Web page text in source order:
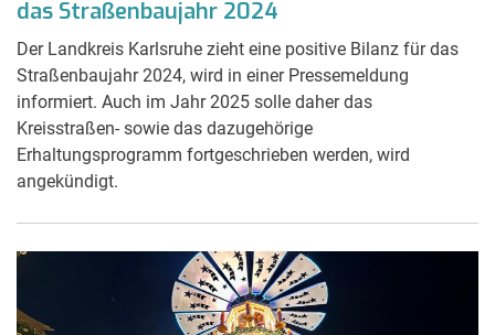
das Straßenbaujahr 2024
Der Landkreis Karlsruhe zieht eine positive Bilanz für das
Straßenbaujahr 2024, wird in einer Pressemeldung
informiert. Auch im Jahr 2025 solle daher das
Kreisstraßen- sowie das dazugehörige
Erhaltungsprogramm fortgeschrieben werden, wird
angekündigt.